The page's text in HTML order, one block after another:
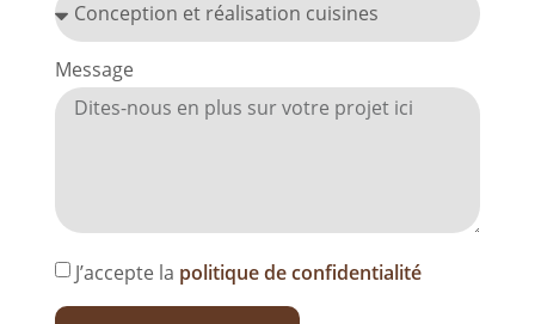
Message
J’accepte la politique de confidentialité